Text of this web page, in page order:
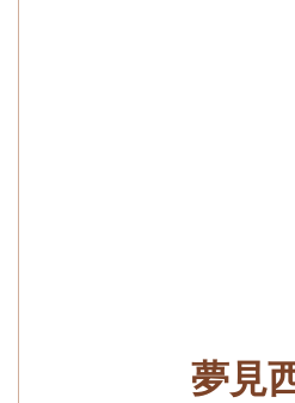
夢見